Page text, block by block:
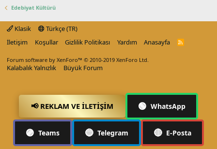
Edebiyat Kültürü
Klasik
Türkçe (TR)
İletişim
Koşullar Gizlilik Politikası Yardım Anasayfa
R
Forum software by XenForo™ © 2010-2019 XenForo Ltd.
Kalabalık Yalnızlık Büyük Forum
📢 REKLAM VE İLETIŞIM 🟢 WhatsApp
🟣 Teams 🔵 Telegram 🔴 E-Posta